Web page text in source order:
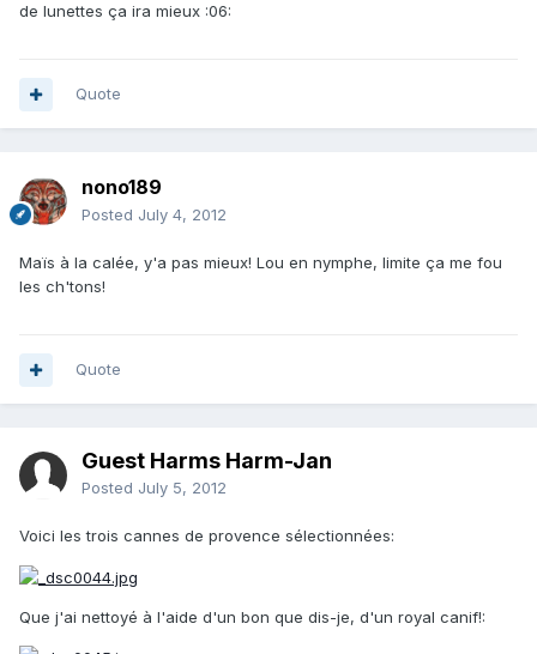
de lunettes ça ira mieux :06:
Quote
nono189
Posted July 4, 2012
Maïs à la calée, y'a pas mieux! Lou en nymphe, limite ça me fou
les ch'tons!
Quote
Guest Harms Harm-Jan
Posted July 5, 2012
Voici les trois cannes de provence sélectionnées:
Que j'ai nettoyé à l'aide d'un bon que dis-je, d'un royal canif!: